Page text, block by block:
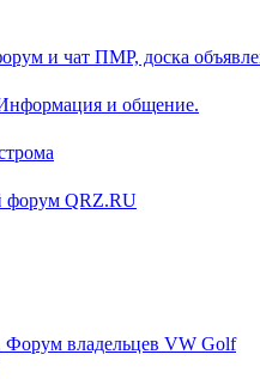
и чат ПМР, доска
и общение.
форум QRZ.RU
Форум владельцев VW Golf